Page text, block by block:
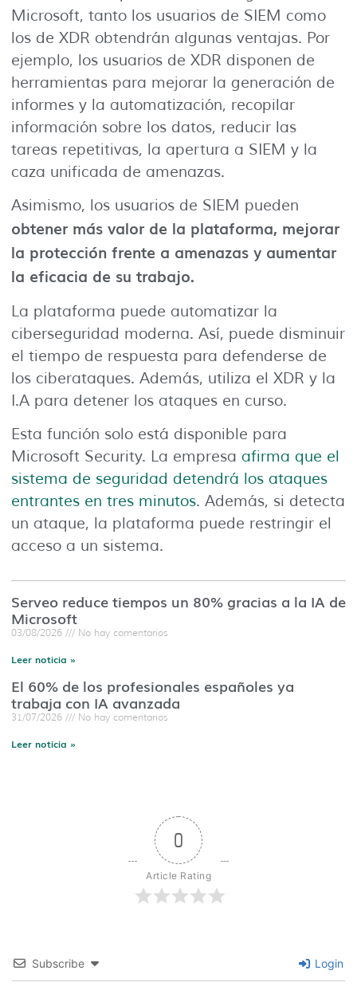
Microsoft, tanto los usuarios de SIEM como
los de XDR obtendrán algunas ventajas. Por
ejemplo, los usuarios de XDR disponen de
herramientas para mejorar la generación de
informes y la automatización, recopilar
información sobre los datos, reducir las
tareas repetitivas, la apertura a SIEM y la
caza unificada de amenazas.
Asimismo, los usuarios de SIEM pueden
obtener más valor de la plataforma, mejorar
la protección frente a amenazas y aumentar
la eficacia de su trabajo.
La plataforma puede automatizar la
ciberseguridad moderna. Así, puede disminuir
el tiempo de respuesta para defenderse de
los ciberataques. Además, utiliza el XDR y la
I.A para detener los ataques en curso.
Esta función solo está disponible para
Microsoft Security. La empresa afirma que el
sistema de seguridad detendrá los ataques
entrantes en tres minutos. Además, si detecta
un ataque, la plataforma puede restringir el
acceso a un sistema.
Serveo reduce tiempos un 80% gracias a la IA de
Microsoft
03/08/2026 No hay comentarios
Leer noticia »
El 60% de los profesionales españoles ya
trabaja con IA avanzada
31/07/2026 No hay comentarios
Leer noticia »
0
Article Rating
Subscribe Login